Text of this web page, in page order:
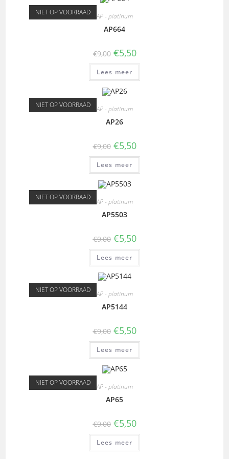
NIET OP VOORRAAD AP - platinum
AP664
€9,00 €5,50
Lees meer
NIET OP VOORRAAD AP - platinum
AP26
€9,00 €5,50
Lees meer
NIET OP VOORRAAD AP - platinum
AP5503
€9,00 €5,50
Lees meer
NIET OP VOORRAAD AP - platinum
AP5144
€9,00 €5,50
Lees meer
NIET OP VOORRAAD AP - platinum
AP65
€9,00 €5,50
Lees meer